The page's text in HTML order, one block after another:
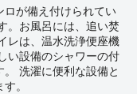
ロが備え付けられてい
。お風呂には、追い焚
レは、温水洗浄便座機
い設備のシャワーの付
洗濯に便利な設備と
。